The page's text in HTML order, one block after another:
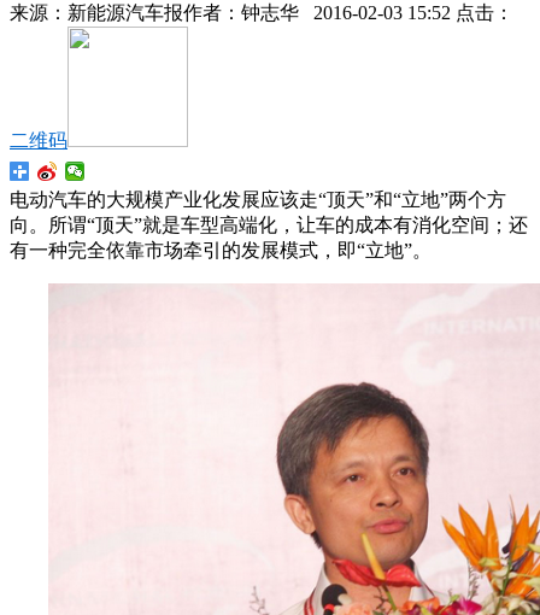
来源： 新能源汽车报作者： 钟志华 2016-02-03 15:52 点击：
二维码
电动汽车的大规模产业化发展应该走“顶天”和“立地”两个方
向。所谓“顶天”就是车型高端化，让车的成本有消化空间；还
有一种完全依靠市场牵引的发展模式，即“立地”。